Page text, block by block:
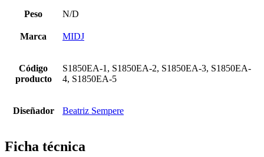
Peso N/D
Marca MIDJ
Código
producto
S1850EA-1, S1850EA-2, S1850EA-3, S1850EA-
4, S1850EA-5
Diseñador Beatriz Sempere
Ficha técnica